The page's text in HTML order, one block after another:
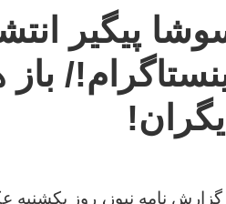
پیگیر
گزارش نامه نیوز، روز